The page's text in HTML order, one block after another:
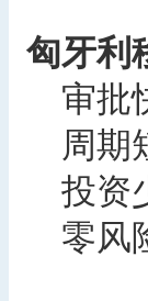
匈牙利
审批
周期
投资
零风